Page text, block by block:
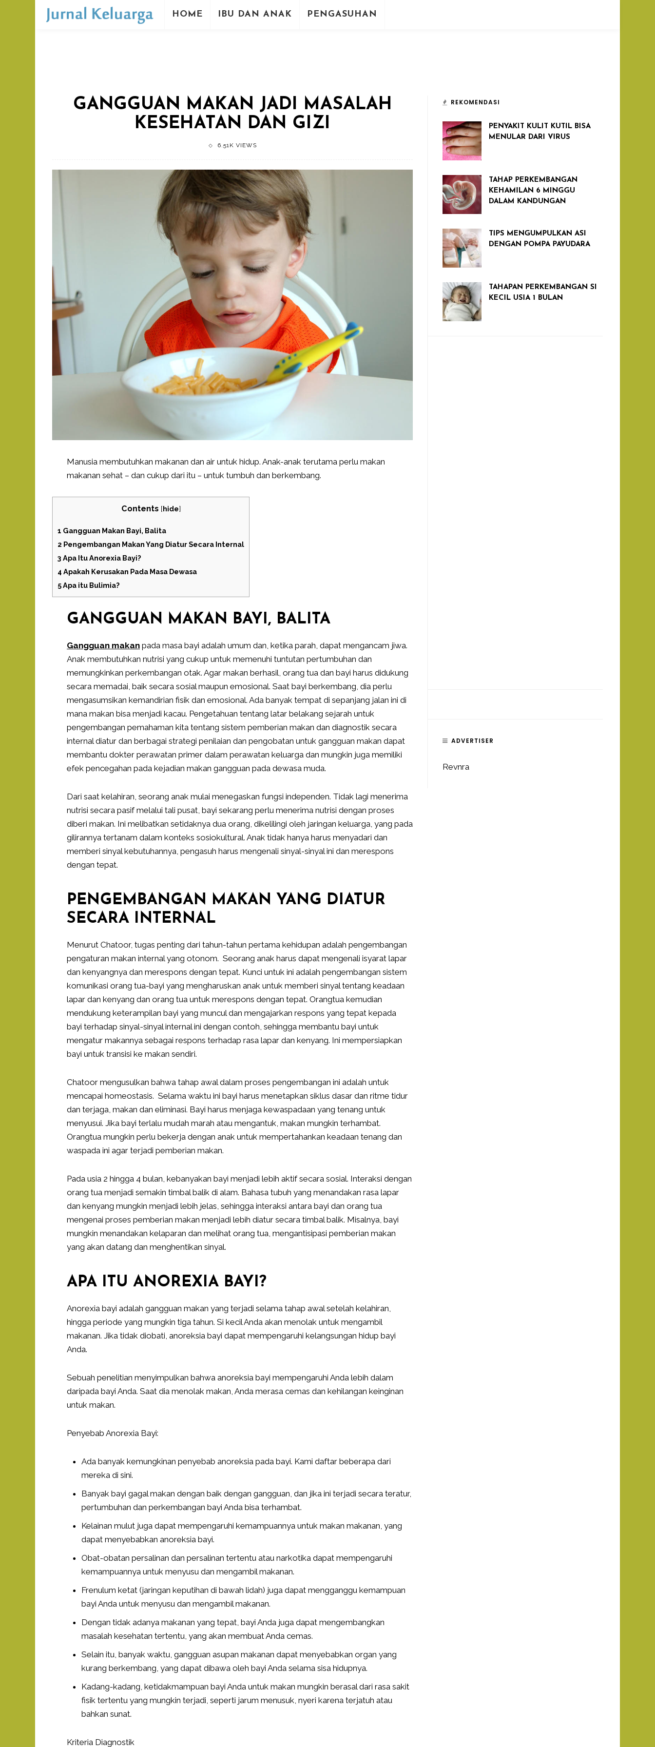
HOME IBU DAN ANAK PENGASUHAN
GANGGUAN MAKAN JADI MASALAH
KESEHATAN DAN GIZI
6.51K VIEWS
Manusia membutuhkan makanan dan air untuk hidup. Anak-anak terutama perlu makan
makanan sehat – dan cukup dari itu – untuk tumbuh dan berkembang.
Contents [hide]
1 Gangguan Makan Bayi, Balita
2 Pengembangan Makan Yang Diatur Secara Internal
3 Apa Itu Anorexia Bayi?
4 Apakah Kerusakan Pada Masa Dewasa
5Apa itu Bulimia?
GANGGUAN MAKAN BAYI, BALITA
Gangguan makan pada masa bayi adalah umum dan, ketika parah, dapat mengancam jiwa.
Anak membutuhkan nutrisi yang cukup untuk memenuhi tuntutan pertumbuhan dan
memungkinkan perkembangan otak. Agar makan berhasil, orang tua dan bayi harus didukung
secara memadai, baik secara sosial maupun emosional. Saat bayi berkembang, dia perlu
mengasumsikan kemandirian fisik dan emosional. Ada banyak tempat di sepanjang jalan ini di
mana makan bisa menjadi kacau. Pengetahuan tentang latar belakang sejarah untuk
pengembangan pemahaman kita tentang sistem pemberian makan dan diagnostik secara
internal diatur dan berbagai strategi penilaian dan pengobatan untuk gangguan makan dapat
membantu dokter perawatan primer dalam perawatan keluarga dan mungkin juga memiliki
efek pencegahan pada kejadian makan gangguan pada dewasa muda.
Dari saat kelahiran, seorang anak mulai menegaskan fungsi independen. Tidak lagi menerima
nutrisi secara pasif melalui tali pusat, bayi sekarang perlu menerima nutrisi dengan proses
diberi makan. Ini melibatkan setidaknya dua orang, dikelilingi oleh jaringan keluarga, yang pada
gilirannya tertanam dalam konteks sosiokultural. Anak tidak hanya harus menyadari dan
memberi sinyal kebutuhannya, pengasuh harus mengenali sinyal-sinyal ini dan merespons
dengan tepat.
PENGEMBANGAN MAKAN YANG DIATUR
SECARA INTERNAL
Menurut Chatoor, tugas penting dari tahun-tahun pertama kehidupan adalah pengembangan
pengaturan makan internal yang otonom. Seorang anak harus dapat mengenali isyarat lapar
dan kenyangnya dan merespons dengan tepat. Kunci untuk ini adalah pengembangan sistem
komunikasi orang tua-bayi yang mengharuskan anak untuk memberi sinyal tentang keadaan
lapar dan kenyang dan orang tua untuk merespons dengan tepat. Orangtua kemudian
mendukung keterampilan bayi yang muncul dan mengajarkan respons yang tepat kepada
bayi terhadap sinyal-sinyal internal ini dengan contoh, sehingga membantu bayi untuk
mengatur makannya sebagai respons terhadap rasa lapar dan kenyang. Ini mempersiapkan
bayi untuk transisi ke makan sendiri.
Chatoor mengusulkan bahwa tahap awal dalam proses pengembangan ini adalah untuk
mencapai homeostasis. Selama waktu ini bayi harus menetapkan siklus dasar dan ritme tidur
dan terjaga, makan dan eliminasi. Bayi harus menjaga kewaspadaan yang tenang untuk
menyusui. Jika bayi terlalu mudah marah atau mengantuk, makan mungkin terhambat.
Orangtua mungkin perlu bekerja dengan anak untuk mempertahankan keadaan tenang dan
waspada ini agar terjadi pemberian makan.
Pada usia 2 hingga 4 bulan, kebanyakan bayi menjadi lebih aktif secara sosial. Interaksi dengan
orang tua menjadi semakin timbal balik di alam. Bahasa tubuh yang menandakan rasa lapar
dan kenyang mungkin menjadi lebih jelas, sehingga interaksi antara bayi dan orang tua
mengenai proses pemberian makan menjadi lebih diatur secara timbal balik. Misalnya, bayi
mungkin menandakan kelaparan dan melihat orang tua, mengantisipasi pemberian makan
yang akan datang dan menghentikan sinyal.
APA ITU ANOREXIA BAYI?
Anorexia bayi adalah gangguan makan yang terjadi selama tahap awal setelah kelahiran,
hingga periode yang mungkin tiga tahun. Si kecil Anda akan menolak untuk mengambil
makanan. Jika tidak diobati, anoreksia bayi dapat mempengaruhi kelangsungan hidup bayi
Anda.
Sebuah penelitian menyimpulkan bahwa anoreksia bayi mempengaruhi Anda lebih dalam
daripada bayi Anda. Saat dia menolak makan, Anda merasa cemas dan kehilangan keinginan
untuk makan.
Penyebab Anorexia Bayi:
Ada banyak kemungkinan penyebab anoreksia pada bayi. Kami daftar beberapa dari
mereka di sini.
Banyak bayi gagal makan dengan baik dengan gangguan, dan jika ini terjadi secara teratur,
pertumbuhan dan perkembangan bayi Anda bisa terhambat.
Kelainan mulut juga dapat mempengaruhi kemampuannya untuk makan makanan, yang
dapat menyebabkan anoreksia bayi.
Obat-obatan persalinan dan persalinan tertentu atau narkotika dapat mempengaruhi
kemampuannya untuk menyusu dan mengambil makanan.
Frenulum ketat (jaringan keputihan di bawah lidah) juga dapat mengganggu kemampuan
bayi Anda untuk menyusu dan mengambil makanan.
Dengan tidak adanya makanan yang tepat, bayi Anda juga dapat mengembangkan
masalah kesehatan tertentu, yang akan membuat Anda cemas.
Selain itu, banyak waktu, gangguan asupan makanan dapat menyebabkan organ yang
kurang berkembang, yang dapat dibawa oleh bayi Anda selama sisa hidupnya.
Kadang-kadang, ketidakmampuan bayi Anda untuk makan mungkin berasal dari rasa sakit
fisik tertentu yang mungkin terjadi, seperti jarum menusuk, nyeri karena terjatuh atau
bahkan sunat.
Kriteria Diagnostik
REKOMENDASI
PENYAKIT KULIT KUTIL BISA
MENULAR DARI VIRUS
TAHAP PERKEMBANGAN
KEHAMILAN 6 MINGGU
DALAM KANDUNGAN
TIPS MENGUMPULKAN ASI
DENGAN POMPA PAYUDARA
TAHAPAN PERKEMBANGAN SI
KECIL USIA 1 BULAN
ADVERTISER
Revnra